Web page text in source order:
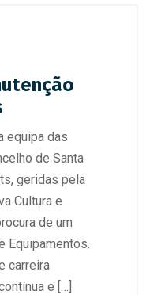
equipa das
de Santa
geridas pela
Cultura e
de um
Equipamentos.
carreira
e […]